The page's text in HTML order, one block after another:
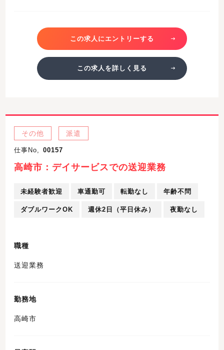
この求人にエントリーする
この求人を詳しく見る
その他 派遣
仕事No, 00157
高崎市：デイサービスでの送迎業務
未経験者歓迎 車通勤可 転勤なし 年齢不問
ダブルワークOK 週休2日（平日休み） 夜勤なし
職種
送迎業務
勤務地
高崎市